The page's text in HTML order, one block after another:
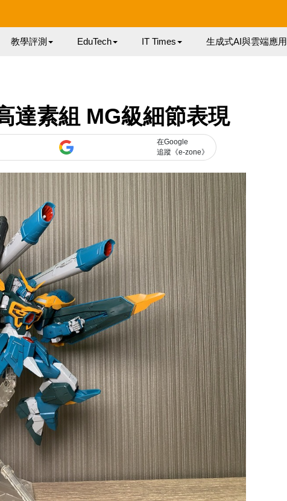
教學評測 EduTech IT Times 生成式AI與雲端應用
達素組 MG級細節表現
在Google
追蹤《e-zone》